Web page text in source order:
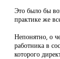
Это было бы
практике же
Непонятно, о
работника в
которого